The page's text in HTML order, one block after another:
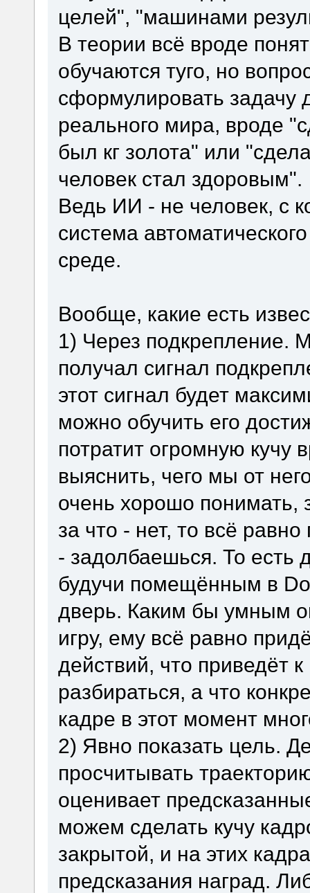
целей", "машинами
В теории всё вроде
обучаются туго, но
сформулировать
реального мира, вроде
был кг золота" или
человек стал здоровым".
Ведь ИИ - не человек, с
система
среде.
Вообще, какие есть
1) Через
получал сигнал
этот сигнал будет
можно обучить его
потратит огромную кучу
выяснить, чего мы от
очень хорошо понимать,
за что - нет, то всё
- задолбаешься. То
будучи помещённым в
дверь. Каким бы умным
игру, ему всё равно
действий, что приведёт
разбираться, а что
кадре в этот момент
2) Явно показать цель.
просчитывать
оценивает
можем сделать кучу
закрытой, и на этих
предсказания наград.